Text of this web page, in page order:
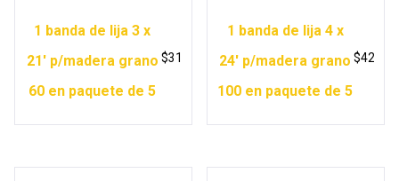
1 banda de lija 3 x
21′ p/madera grano
60 en paquete de 5
$31
1 banda de lija 4 x
24′ p/madera grano
100 en paquete de 5
$42